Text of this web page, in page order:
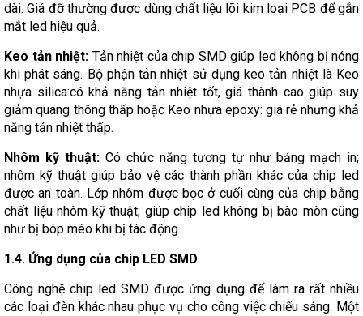
dài. Giá đỡ thường được dùng chất liệu lõi kim loại PCB để gắn
mắt led hiệu quả.
Keo tản nhiệt: Tản nhiệt của chip SMD giúp led không bị nóng
khi phát sáng. Bộ phận tản nhiệt sử dụng keo tản nhiệt là Keo
nhựa silica:có khả năng tản nhiệt tốt, giá thành cao giúp suy
giảm quang thông thấp hoặc Keo nhựa epoxy: giá rẻ nhưng khả
năng tản nhiệt thấp.
Nhôm kỹ thuật: Có chức năng tương tự như bảng mạch in;
nhôm kỹ thuật giúp bảo vệ các thành phần khác của chip led
được an toàn. Lớp nhôm được bọc ở cuối cùng của chip bằng
chất liệu nhôm kỹ thuật; giúp chip led không bị bào mòn cũng
như bị bóp méo khi bị tác động.
1.4. Ứng dụng của chip LED SMD
Công nghệ chip led SMD được ứng dụng để làm ra rất nhiều
các loại đèn khác nhau phục vụ cho công việc chiếu sáng. Một